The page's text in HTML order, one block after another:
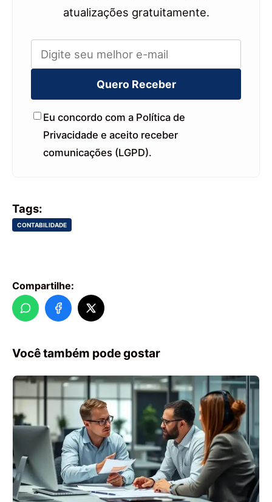
atualizações gratuitamente.
Quero Receber
Eu concordo com a Política de
Privacidade e aceito receber
comunicações (LGPD).
Tags:
CONTABILIDADE
Compartilhe:
Você também pode gostar